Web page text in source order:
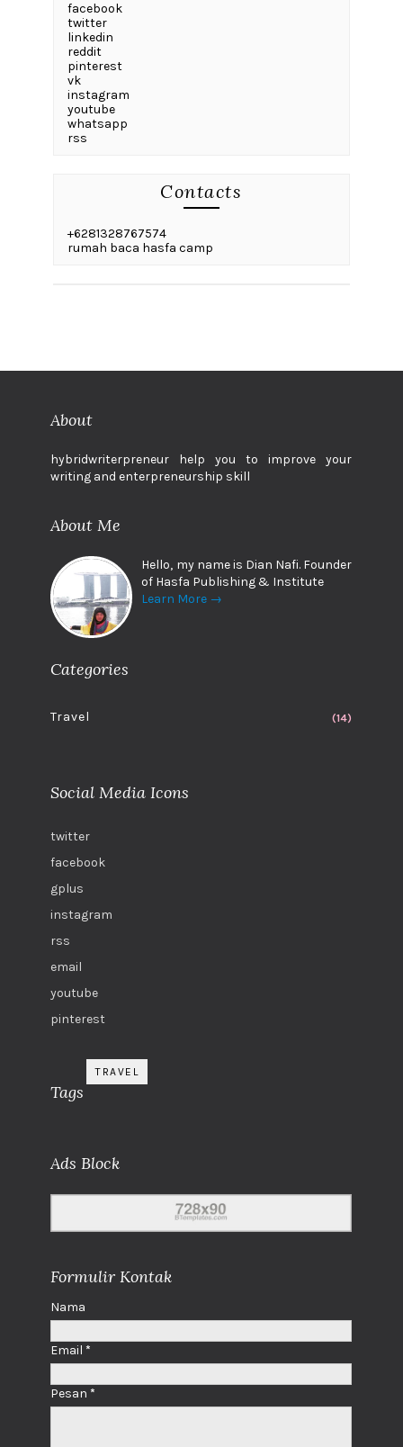
facebook
twitter
linkedin
reddit
pinterest
vk
instagram
youtube
whatsapp
rss
Contacts
+6281328767574
rumah baca hasfa camp
About
hybridwriterpreneur help you to improve your
writing and enterpreneurship skill
About Me
Hello, my name is Dian Nafi. Founder
of Hasfa Publishing & Institute
Learn More →
Categories
Travel (14)
Social Media Icons
twitter
facebook
gplus
instagram
rss
email
youtube
pinterest
Tags
TRAVEL
Ads Block
Formulir Kontak
Nama
Email *
Pesan *